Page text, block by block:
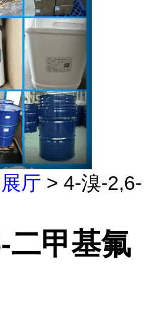
厅 > 4-溴-2,6-
二甲基氟